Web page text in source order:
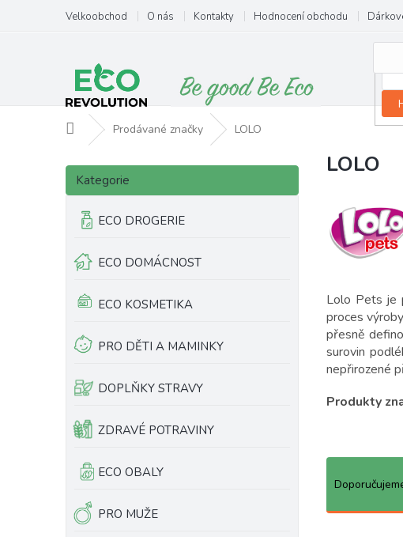
obsah
Velkoobchod O nás Kontakty Hodnocení obchodu
Domů Prodávané značky LOLO
P
s
n
n
Přeskočit
kategorie
Kategorie
ECO DROGERIE
ECO DOMÁCNOST
ECO KOSMETIKA
PRO DĚTI A MAMINKY
DOPLŇKY STRAVY
ZDRAVÉ POTRAVINY
ECO OBALY
PRO MUŽE
LOLO
Lolo Pets je
proces
přesně
surovin
nepřirozené
Produkty
Ř
e
V
s
p
d
u
k
t
ů